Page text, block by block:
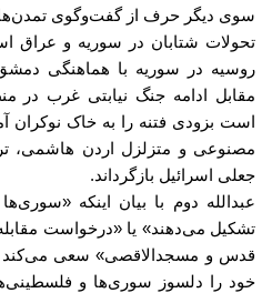
سوی دیگر حرف از گفت‌وگوی
تحولات شتابان در سوریه و عراق
روسیه در سوریه با هماهنگی
مقابل ادامه جنگ نیابتی غرب در
است بزودی فتنه را به خاک نوکران
مصنوعی و متزلزل اردن هاشمی،
جعلی اسرائیل بازگرداند.
عبدالله دوم با بیان اینکه«سوری‌ها
تشکیل می‌دهند» یا«درخواست
قدس و مسجدالاقصی» سعی می‌کند
خود را دلسوز سوری‌ها و